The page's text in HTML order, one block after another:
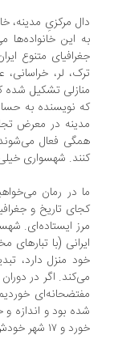
مرکزیِ مدینه،
این خانواده‌ها
متنوع ایران
لر، خراسانی، عرب
تشکیل شده که
نویسنده به
در معرض تجاوز
فعال می‌شوند و
شهسواری خیلی خوب
در رمان می‌خواهیم به
تاریخ و جغرافیا
ایستاده‌ای. شهسواری
(با تبارهای
منزل دارد، تبدیل
اگر در دوران
خوردیم،
‌بود و اندازه و
شهر خودش را از دست داد.